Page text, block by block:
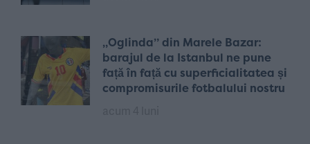
„Oglinda” din Marele Bazar:
barajul de la Istanbul ne pune
față în față cu superficialitatea și
compromisurile fotbalului nostru